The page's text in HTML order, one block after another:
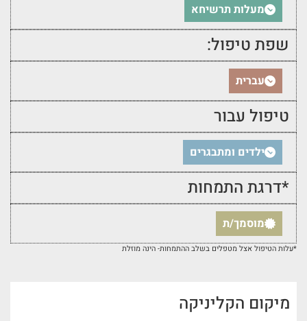
מעלות תרשיחא
שפת טיפול:
עברית
טיפול עבור
ילדים ומתבגרים
*דרגת התמחות
מוסמך/ת
*עלות הטיפול אצל מטפלים בשלב ההתמחות- הינה מוזלת
מיקום הקליניקה